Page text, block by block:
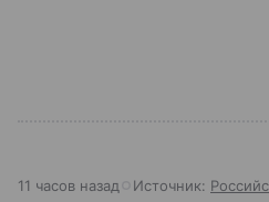
11 часов назад Источник: